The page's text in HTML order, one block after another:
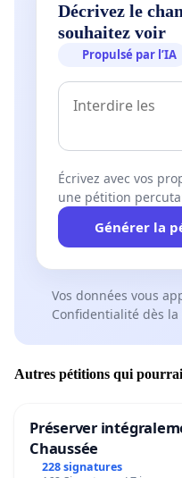
soutenir cette cause,
bienfait pour les
Décrivez le
souhaitez voir
Propulsé par l’IA
Écrivez avec vos
une pétition
Générer la
Vos données vous
Confidentialité dès
Autres pétitions qui
Préserver
Chaussée
228 signatures